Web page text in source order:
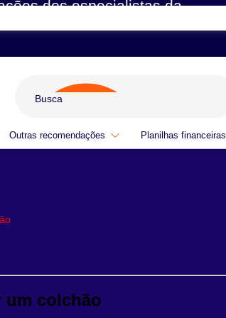
dos especialistas da
Outras recomendações Planilhas financeiras
um colchão